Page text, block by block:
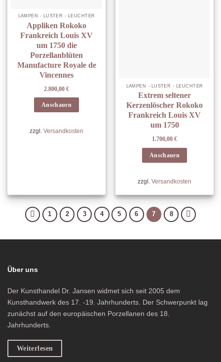
LAMPEN - LÜSTER - LEUCHTER
Appliken Rokoko
Frankreich Louis XV
um 1750 die
Porzellanblüten
Manufacture Royale de
Vincennes
2.800,00 €
Anschauen
zzgl. Versandkosten
LAMPEN - LÜSTER - LEUCHTER
Extrem seltener
Kerzenlöscher Rokoko
Frankreich Louis XV
um 1750
1.700,00 €
Anschauen
zzgl. Versandkosten
1 2 3 4 5 6 7 8
Über uns
Der Kunsthandel Dr. Jansen widmet sich seit 2005 dem
Kunsthandwerk des 17. -19. Jahrhunderts. Der Schwerpunkt lag
zunächst auf den europäischen Porzellanen des 18.
Jahrhunderts.
Weiterlesen